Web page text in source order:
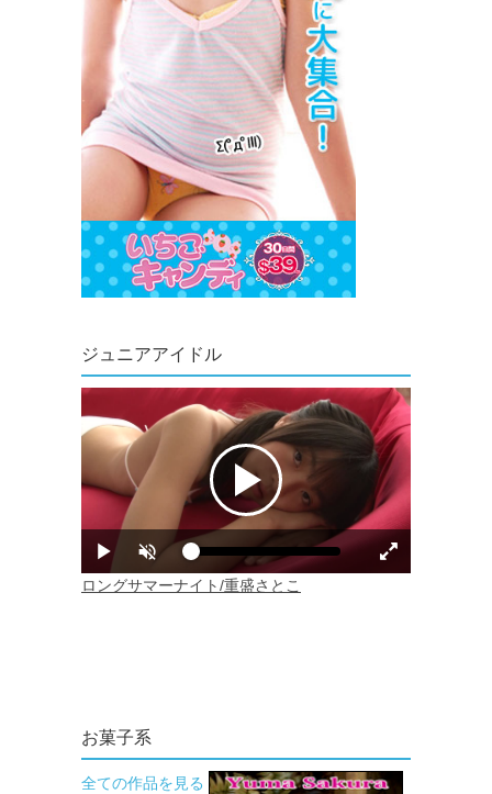
ジュニアアイドル
お菓子系
全ての作品を見る